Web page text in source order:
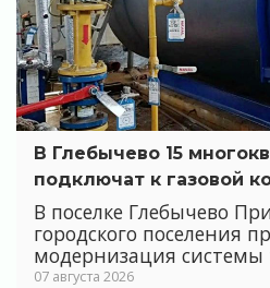
В Глебычево 15
подключат к газовой
В поселке Глебычево
городского поселения
модернизация системы
07 августа 2026